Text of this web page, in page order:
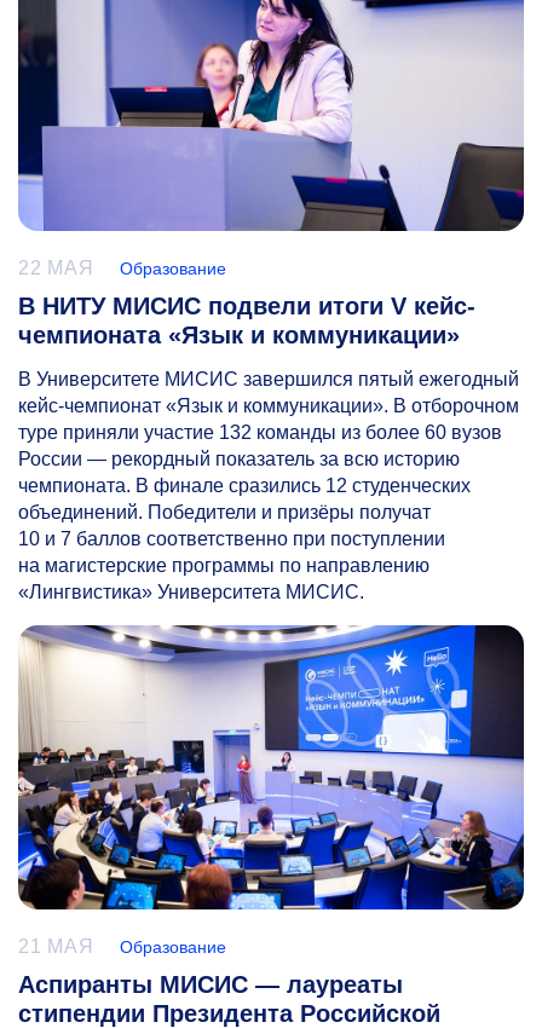
22 МАЯ Образование
В НИТУ МИСИС подвели итоги V кейс-
чемпионата «Язык и коммуникации»
В Университете МИСИС завершился пятый ежегодный
кейс-чемпионат «Язык и коммуникации». В отборочном
туре приняли участие 132 команды из более 60 вузов
России — рекордный показатель за всю историю
чемпионата. В финале сразились 12 студенческих
объединений. Победители и призёры получат
10 и 7 баллов соответственно при поступлении
на магистерские программы по направлению
«Лингвистика» Университета МИСИС.
21 МАЯ Образование
Аспиранты МИСИС — лауреаты
стипендии Президента Российской